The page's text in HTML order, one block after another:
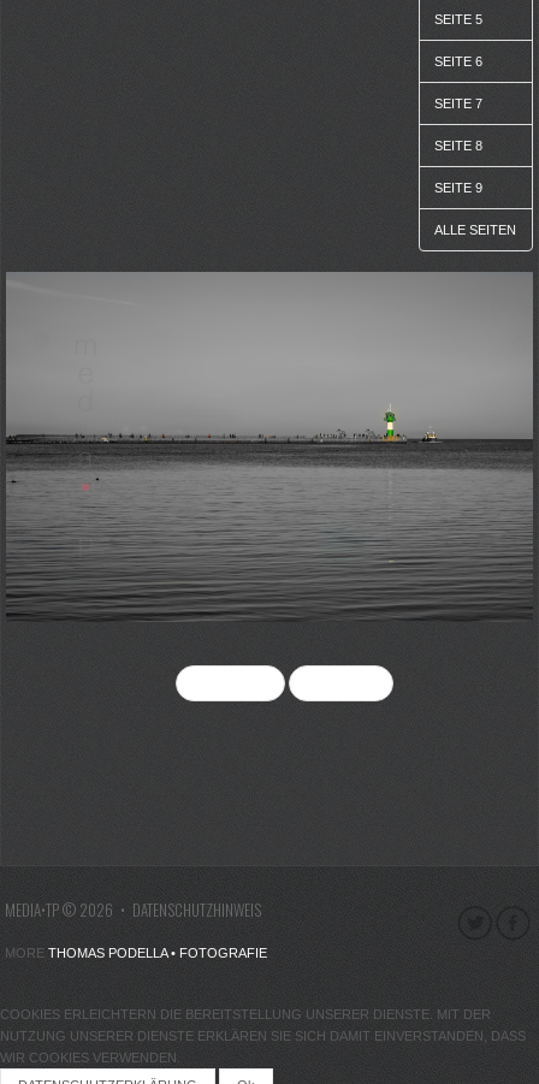
SEITE 5
SEITE 6
SEITE 7
SEITE 8
SEITE 9
ALLE SEITEN
MEDIA•TP© 2026 • DATENSCHUTZHINWEIS
MORETHOMAS PODELLA • FOTOGRAFIE
COOKIES ERLEICHTERN DIE BEREITSTELLUNG UNSERER DIENSTE. MIT DER
NUTZUNG UNSERER DIENSTE ERKLÄREN SIE SICH DAMIT EINVERSTANDEN, DASS
WIR COOKIES VERWENDEN.